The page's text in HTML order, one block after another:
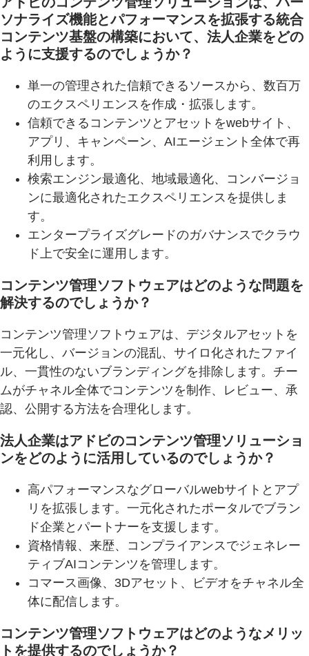
ソナライズ機能とパフォーマンスを拡張する統合
コンテンツ基盤の構築において、法人企業をどの
ように支援するのでしょうか？
単一の管理された信頼できるソースから、数百万
のエクスペリエンスを作成・拡張します。
信頼できるコンテンツとアセットをwebサイト、
アプリ、キャンペーン、AIエージェント全体で再
利用します。
検索エンジン最適化、地域最適化、コンバージョ
ンに最適化されたエクスペリエンスを提供しま
す。
エンタープライズグレードのガバナンスでクラウ
ド上で安全に運用します。
コンテンツ管理ソフトウェアはどのような問題を
解決するのでしょうか？
コンテンツ管理ソフトウェアは、デジタルアセットを
一元化し、バージョンの混乱、サイロ化されたファイ
ル、一貫性のないブランディングを排除します。チー
ムがチャネル全体でコンテンツを制作、レビュー、承
認、公開する方法を合理化します。
法人企業はアドビのコンテンツ管理ソリューショ
ンをどのように活用しているのでしょうか？
高パフォーマンスなグローバルwebサイトとアプ
リを拡張します。一元化されたポータルでブラン
ド企業とパートナーを支援します。
資格情報、来歴、コンプライアンスでジェネレー
ティブAIコンテンツを管理します。
コマース画像、3Dアセット、ビデオをチャネル全
体に配信します。
コンテンツ管理ソフトウェアはどのようなメリッ
トを提供するのでしょうか？